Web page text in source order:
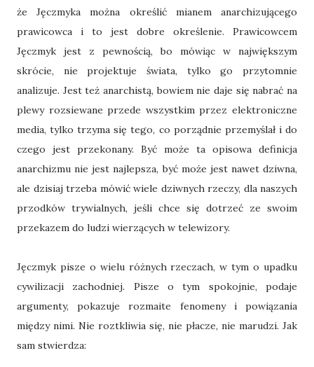
że Jęczmyka można określić mianem anarchizującego
prawicowca i to jest dobre określenie. Prawicowcem
Jęczmyk jest z pewnością, bo mówiąc w największym
skrócie, nie projektuje świata, tylko go przytomnie
analizuje. Jest też anarchistą, bowiem nie daje się nabrać na
plewy rozsiewane przede wszystkim przez elektroniczne
media, tylko trzyma się tego, co porządnie przemyślał i do
czego jest przekonany. Być może ta opisowa definicja
anarchizmu nie jest najlepsza, być może jest nawet dziwna,
ale dzisiaj trzeba mówić wiele dziwnych rzeczy, dla naszych
przodków trywialnych, jeśli chce się dotrzeć ze swoim
przekazem do ludzi wierzących w telewizory.
Jęczmyk pisze o wielu różnych rzeczach, w tym o upadku
cywilizacji zachodniej. Pisze o tym spokojnie, podaje
argumenty, pokazuje rozmaite fenomeny i powiązania
między nimi. Nie roztkliwia się, nie płacze, nie marudzi. Jak
sam stwierdza: